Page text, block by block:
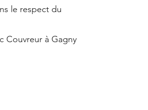
le respect du
Couvreur à Gagny